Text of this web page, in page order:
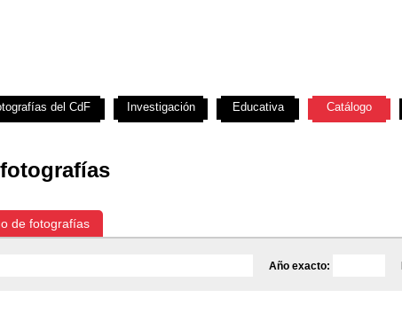
de fotografías
Año exacto:
del CdF Investigación Educativa Catálogo